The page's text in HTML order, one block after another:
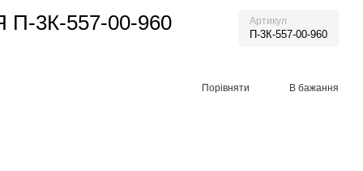
П-3К-557-00-960 Артикул
П-3К-557-00-960
Порівняти В бажання